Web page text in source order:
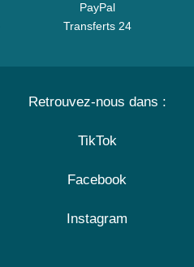
PayPal
Transferts 24
Retrouvez-nous dans :
TikTok
Facebook
Instagram